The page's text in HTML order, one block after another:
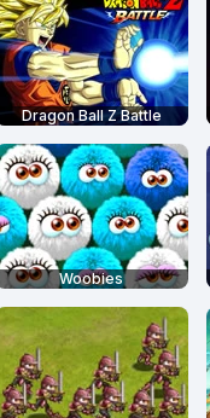
Dragon Ball Z Battle
Woobies